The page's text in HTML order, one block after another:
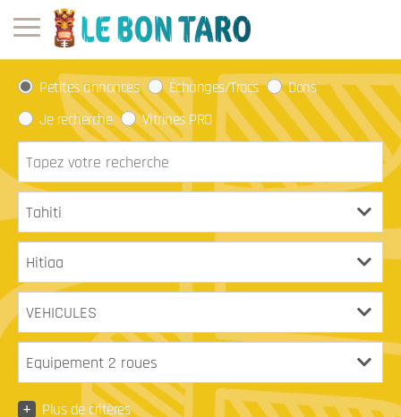
Petites annonces Échanges/Trocs
Dons
Je recherche
Vitrines PRO
+ Plus de critères